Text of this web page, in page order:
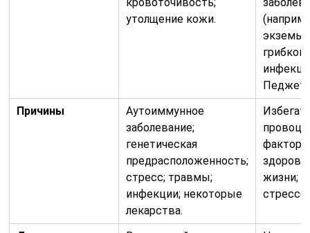
утолщение кожи.
экземы,
Причины
Аутоиммунное
заболевание;
генетическая
предрасположенность;
стресс; травмы;
инфекции; некоторые
лекарства.
жизни;